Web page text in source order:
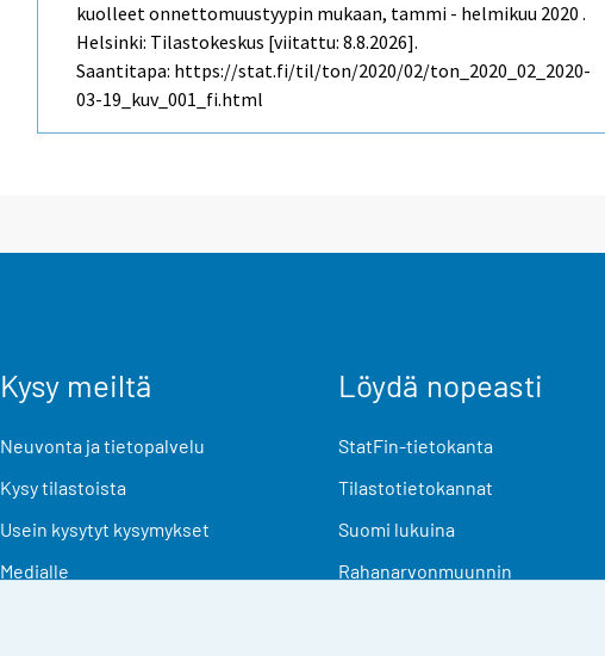
kuolleet onnettomuustyypin mukaan, tammi - helmikuu 2020 .
Helsinki: Tilastokeskus [viitattu: 8.8.2026].
Saantitapa: https://stat.fi/til/ton/2020/02/ton_2020_02_2020-
03-19_kuv_001_fi.html
Kysy meiltä
Neuvonta ja tietopalvelu
Kysy tilastoista
Usein kysytyt kysymykset
Medialle
Löydä nopeasti
StatFin-tietokanta
Tilastotietokannat
Suomi lukuina
Rahanarvonmuunnin